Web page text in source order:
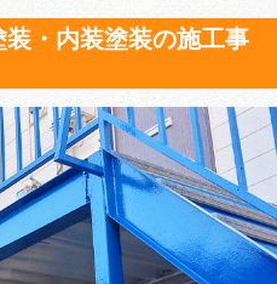
・内装塗装の施工事